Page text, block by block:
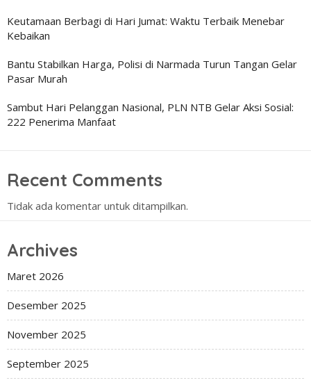
Keutamaan Berbagi di Hari Jumat: Waktu Terbaik Menebar
Kebaikan
Bantu Stabilkan Harga, Polisi di Narmada Turun Tangan Gelar
Pasar Murah
Sambut Hari Pelanggan Nasional, PLN NTB Gelar Aksi Sosial:
222 Penerima Manfaat
Recent Comments
Tidak ada komentar untuk ditampilkan.
Archives
Maret 2026
Desember 2025
November 2025
September 2025